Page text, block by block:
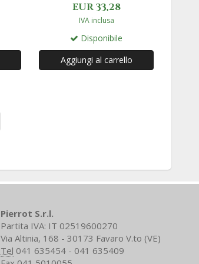
EUR 33,28
IVA inclusa
Disponibile
Aggiungi al carrello
Pierrot S.r.l.
Partita IVA: IT 02519600270
Via Altinia, 168 - 30173 Favaro V.to (VE)
Tel 041 635454 - 041 635409